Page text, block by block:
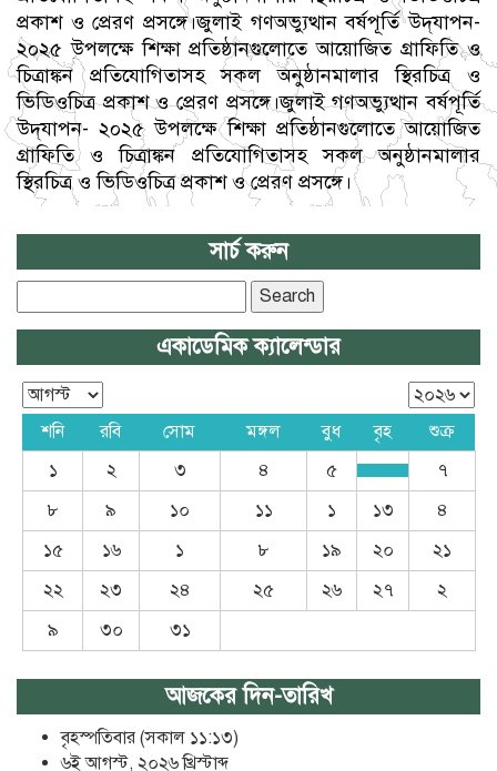
প্রকাশ ও প্রেরণ প্রসঙ্গে।জুলাই গণঅভ্যুত্থান বর্ষপূর্তি উদ্‌যাপন-
২০২৫ উপলক্ষে শিক্ষা প্রতিষ্ঠানগুলোতে আয়োজিত গ্রাফিতি ও
চিত্রাঙ্কন প্রতিযোগিতাসহ সকল অনুষ্ঠানমালার স্থিরচিত্র ও
ভিডিওচিত্র প্রকাশ ও প্রেরণ প্রসঙ্গে।জুলাই গণঅভ্যুত্থান বর্ষপূর্তি
উদ্‌যাপন- ২০২৫ উপলক্ষে শিক্ষা প্রতিষ্ঠানগুলোতে আয়োজিত
গ্রাফিতি ও চিত্রাঙ্কন প্রতিযোগিতাসহ সকল অনুষ্ঠানমালার
স্থিরচিত্র ও ভিডিওচিত্র প্রকাশ ও প্রেরণ প্রসঙ্গে।
সার্চ করুন
for:
একাডেমিক ক্যালেন্ডার
শনি রবি সোম মঙ্গল বুধ বৃহ
শুক্র
১
২ ৩ ৪ ৫
৭
৮
৯ ১০ ১১ ১ ১৩
৪
১৫
১৬ ১ ৮ ১৯ ২০
২১
২২
২৩ ২৪ ২৫ ২৬ ২৭
২
৯
৩০ ৩১
আজকের দিন-তারিখ
বৃহস্পতিবার (সকাল ১১:১৩)
৬ই আগস্ট, ২০২৬ খ্রিস্টাব্দ